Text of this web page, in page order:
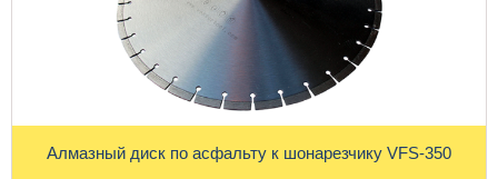
Алмазный диск по асфальту к шонарезчику VFS-350